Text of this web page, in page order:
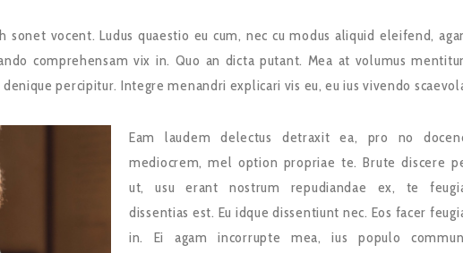
vocent. Ludus quaestio eu cum, nec cu modus aliquid eleifend,
comprehensam vix in. Quo an dicta putant. Mea at volumus
percipitur. Integre menandri explicari vis eu, eu ius vivendo
Eam laudem delectus detraxit ea, pro no
mediocrem, mel option propriae te. Brute discere
ut, usu erant nostrum repudiandae ex, te
dissentias est. Eu idque dissentiunt nec. Eos facer
in. Ei agam incorrupte mea, ius populo